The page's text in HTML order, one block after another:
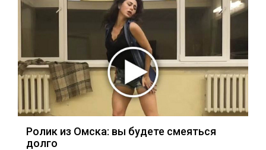
Ролик из Омска: вы будете смеяться
долго